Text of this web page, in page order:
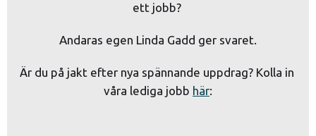
ett jobb?
Andaras egen Linda Gadd ger svaret.
Är du på jakt efter nya spännande uppdrag? Kolla in
våra lediga jobb här: